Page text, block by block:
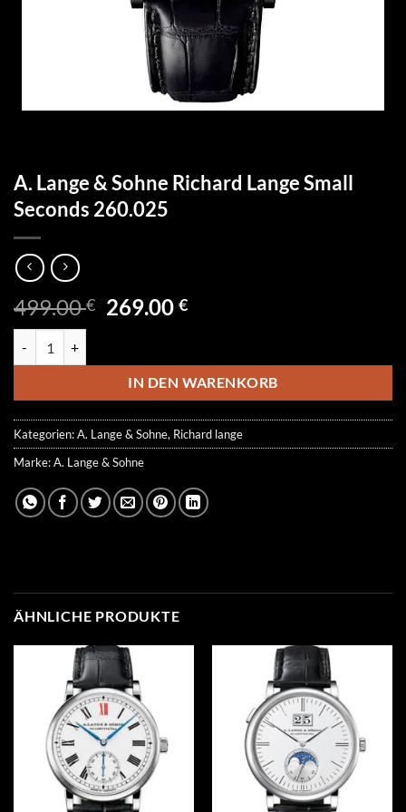
A. Lange & Sohne Richard Lange Small
Seconds 260.025
499.00€ Ursprünglicher
499.00 €
269.00€Aktueller
269.00 €.
IN DEN WARENKORB
Kategorien:A. Lange & Sohne, Richard lange
Marke:A. Lange & Sohne
ÄHNLICHE PRODUKTE